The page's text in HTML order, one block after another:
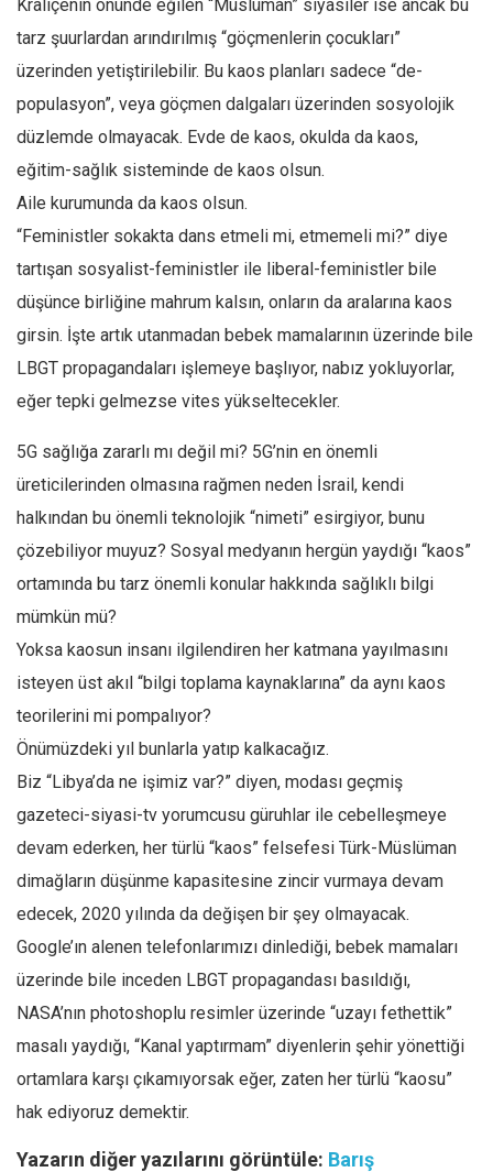
Kraliçenin önünde eğilen “Müslüman” siyasiler ise ancak bu
tarz şuurlardan arındırılmış “göçmenlerin çocukları”
üzerinden yetiştirilebilir. Bu kaos planları sadece “de-
populasyon”, veya göçmen dalgaları üzerinden sosyolojik
düzlemde olmayacak. Evde de kaos, okulda da kaos,
eğitim-sağlık sisteminde de kaos olsun.
Aile kurumunda da kaos olsun.
“Feministler sokakta dans etmeli mi, etmemeli mi?” diye
tartışan sosyalist-feministler ile liberal-feministler bile
düşünce birliğine mahrum kalsın, onların da aralarına kaos
girsin. İşte artık utanmadan bebek mamalarının üzerinde bile
LBGT propagandaları işlemeye başlıyor, nabız yokluyorlar,
eğer tepki gelmezse vites yükseltecekler.
5G sağlığa zararlı mı değil mi? 5G’nin en önemli
üreticilerinden olmasına rağmen neden İsrail, kendi
halkından bu önemli teknolojik “nimeti” esirgiyor, bunu
çözebiliyor muyuz? Sosyal medyanın hergün yaydığı “kaos”
ortamında bu tarz önemli konular hakkında sağlıklı bilgi
mümkün mü?
Yoksa kaosun insanı ilgilendiren her katmana yayılmasını
isteyen üst akıl “bilgi toplama kaynaklarına” da aynı kaos
teorilerini mi pompalıyor?
Önümüzdeki yıl bunlarla yatıp kalkacağız.
Biz “Libya’da ne işimiz var?” diyen, modası geçmiş
gazeteci-siyasi-tv yorumcusu güruhlar ile cebelleşmeye
devam ederken, her türlü “kaos” felsefesi Türk-Müslüman
dimağların düşünme kapasitesine zincir vurmaya devam
edecek, 2020 yılında da değişen bir şey olmayacak.
Google’ın alenen telefonlarımızı dinlediği, bebek mamaları
üzerinde bile inceden LBGT propagandası basıldığı,
NASA’nın photoshoplu resimler üzerinde “uzayı fethettik”
masalı yaydığı, “Kanal yaptırmam” diyenlerin şehir yönettiği
ortamlara karşı çıkamıyorsak eğer, zaten her türlü “kaosu”
hak ediyoruz demektir.
Yazarın diğer yazılarını görüntüle: Barış